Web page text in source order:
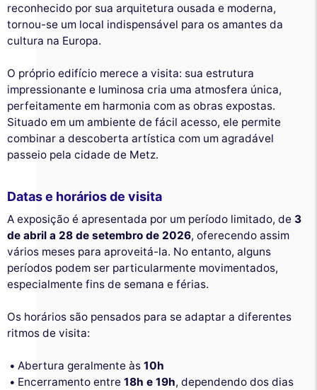
reconhecido por sua arquitetura ousada e moderna,
tornou-se um local indispensável para os amantes da
cultura na Europa.
O próprio edifício merece a visita: sua estrutura
impressionante e luminosa cria uma atmosfera única,
perfeitamente em harmonia com as obras expostas.
Situado em um ambiente de fácil acesso, ele permite
combinar a descoberta artística com um agradável
passeio pela cidade de Metz.
Datas e horários de visita
A exposição é apresentada por um período limitado, de 3
de abril a 28 de setembro de 2026, oferecendo assim
vários meses para aproveitá-la. No entanto, alguns
períodos podem ser particularmente movimentados,
especialmente fins de semana e férias.
Os horários são pensados para se adaptar a diferentes
ritmos de visita:
Abertura geralmente às10h
Encerramento entre18h e 19h, dependendo dos dias